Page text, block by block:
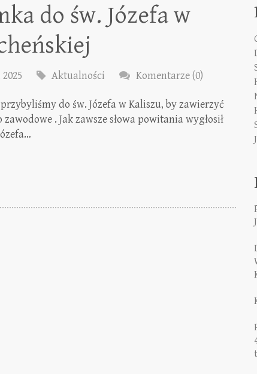
do św. Józefa w
Aktualności Komentarze (0)
do św. Józefa w Kaliszu, by zawierzyć
. Jak zawsze słowa powitania wygłosił